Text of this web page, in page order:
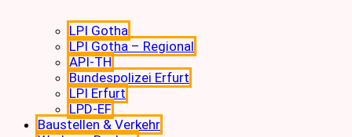
LPI Gotha
LPI Gotha – Regional
API-TH
Bundespolizei Erfurt
LPI Erfurt
LPD-EF
Baustellen & Verkehr